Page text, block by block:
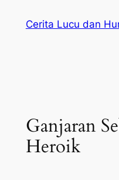
Cerita Lucu dan
Ganjaran
Heroik